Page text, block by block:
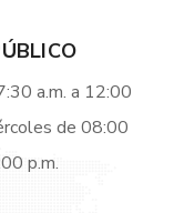
a.m. a 12:00
de 08:00
p.m.